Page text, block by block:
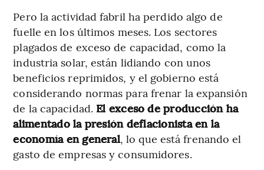
Pero la actividad fabril ha perdido algo de
fuelle en los últimos meses. Los sectores
plagados de exceso de capacidad, como la
industria solar, están lidiando con unos
beneficios reprimidos, y el gobierno está
considerando normas para frenar la expansión
de la capacidad. El exceso de producción ha
alimentado la presión deflacionista en la
economía en general, lo que está frenando el
gasto de empresas y consumidores.